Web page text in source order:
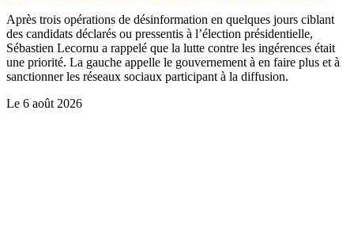
Après trois opérations de désinformation en quelques jours ciblant
des candidats déclarés ou pressentis à l’élection présidentielle,
Sébastien Lecornu a rappelé que la lutte contre les ingérences était
une priorité. La gauche appelle le gouvernement à en faire plus et à
sanctionner les réseaux sociaux participant à la diffusion.
Le 6 août 2026